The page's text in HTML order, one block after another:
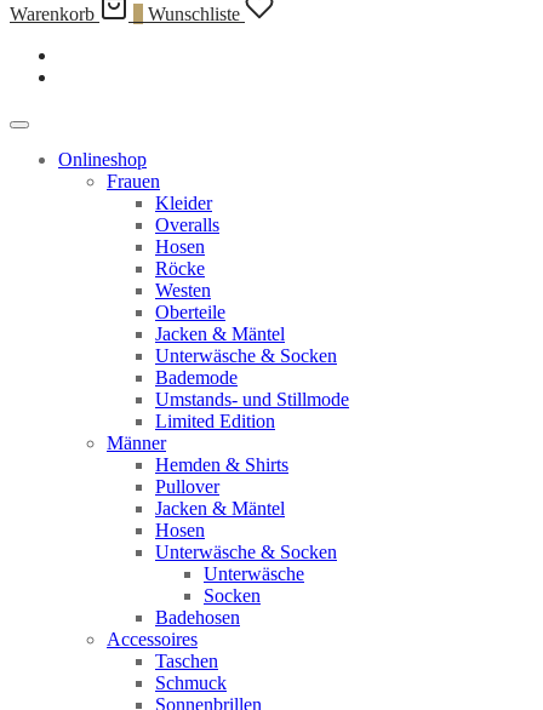
Warenkorb
Wunschliste
Onlineshop
Frauen
Kleider
Overalls
Hosen
Röcke
Westen
Oberteile
Jacken & Mäntel
Unterwäsche & Socken
Bademode
Umstands- und Stillmode
Limited Edition
Männer
Hemden & Shirts
Pullover
Jacken & Mäntel
Hosen
Unterwäsche & Socken
Unterwäsche
Socken
Badehosen
Accessoires
Taschen
Schmuck
Sonnenbrillen